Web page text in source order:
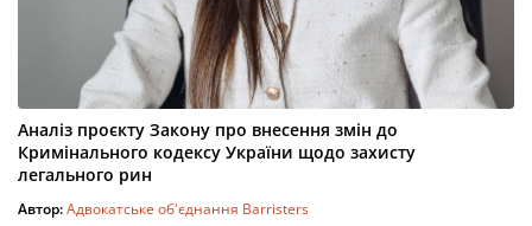
Аналіз проєкту Закону про внесення змін до
Кримінального кодексу України щодо захисту
легального рин
Автор:Адвокатське об'єднання Barristers